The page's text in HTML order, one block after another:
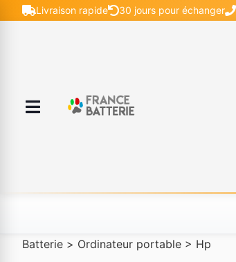
Livraison rapide 30 jours pour échanger
Batterie > Ordinateur portable > Hp